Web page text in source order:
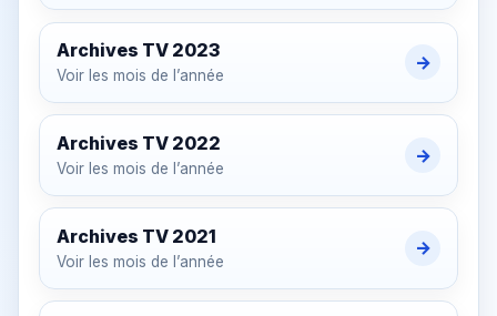
Archives TV 2023
Voir les mois de l’année
→
Archives TV 2022
Voir les mois de l’année
→
Archives TV 2021
Voir les mois de l’année
→